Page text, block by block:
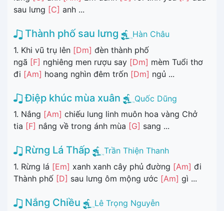
sau lưng [C] anh ...
Thành phố sau lưng
Hàn Châu
1. Khi vũ trụ lên [Dm] đèn thành phố
ngã [F] nghiêng men rượu say [Dm] mèm Tuổi thơ
đi [Am] hoang nghìn đêm trốn [Dm] ngủ ...
Điệp khúc mùa xuân
Quốc Dũng
1. Nắng [Am] chiếu lung linh muôn hoa vàng Chở
tia [F] nắng về trong ánh mùa [G] sang ...
Rừng Lá Thấp
Trần Thiện Thanh
1. Rừng lá [Em] xanh xanh cây phủ đường [Am] đi
Thành phố [D] sau lưng ôm mộng ước [Am] gì ...
Nắng Chiều
Lê Trọng Nguyễn